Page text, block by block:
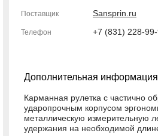
Поставщик Sansprin.ru
Телефон +7 (831) 228-
Дополнительная информация
Карманная рулетка с частично
ударопрочным корпусом
металлическую измерительную
удержания на необходимой